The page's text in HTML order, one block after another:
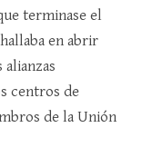
terminase el
en abrir
alianzas
centros de
de la Unión